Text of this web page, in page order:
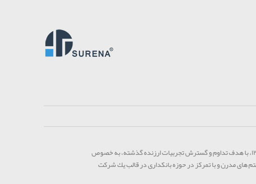
شکل‌گيری شركت آریا اندیش سورنا در سال ١٣٩٠، با هدف تداوم و گسترش تجربيات ارزنده گذشته، به خصوص
مدرن و با تمرکز در حوزه بانکداری در قالب يك شركت